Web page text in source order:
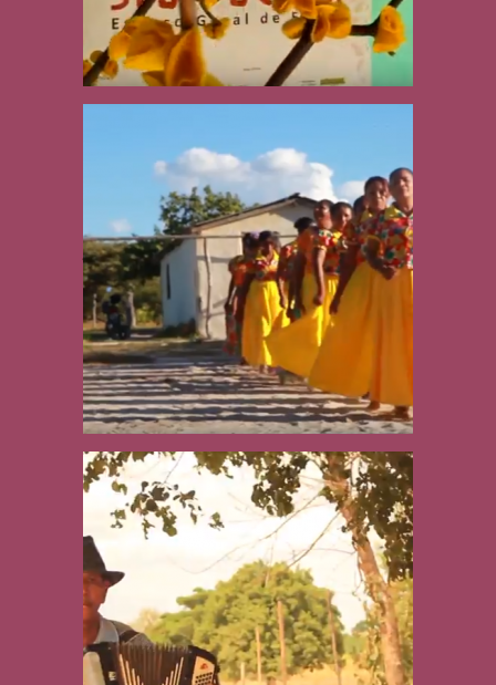
Turismo de Base
Comunitária no
Mosaico Sertão
Veredas-Peruaçu
Manzuá